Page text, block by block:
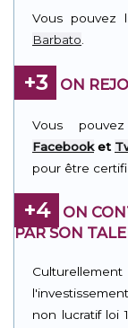
Vous pouvez
Barbato
+3 ON
Vous
Facebooket
pour être
+4
ON
PAR SON
non lucratif loi